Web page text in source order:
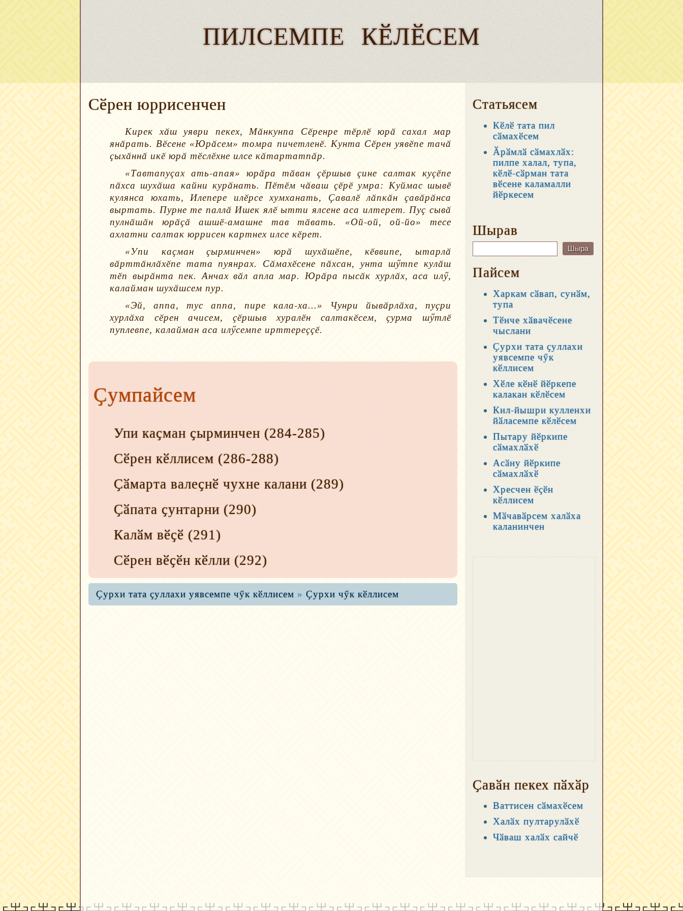
ПИЛСЕМПЕ КӖЛӖСЕМ
Сӗрен юррисенчен
Кирек хӑш уяври пекех, Мӑнкунпа Сӗренре тӗрлӗ юрӑ сахал мар
янӑрать. Вӗсене «Юрӑсем» томра пичетленӗ. Кунта Сӗрен уявӗпе тачӑ
ҫыхӑннӑ икӗ юрӑ тӗслӗхне илсе кӑтартатпӑр.
«Тавтапуҫах ать-апая» юрӑра тӑван ҫӗршыв ҫине салтак куҫӗпе
пӑхса шухӑша кайни курӑнать. Пӗтӗм чӑваш ҫӗрӗ умра: Куймас шывӗ
кулянса юхать, Илепере илӗрсе хумханать, Ҫавалӗ лӑпкӑн ҫавӑрӑнса
выртать. Пурне те паллӑ Ишек ялӗ ытти ялсене аса илтерет. Пуҫ сывӑ
пулнӑшӑн юрӑҫӑ ашшӗ-амашне тав тӑвать. «Ой-ой, ой-йо» тесе
ахлатни салтак юррисен картнех илсе кӗрет.
«Упи каҫман ҫырминчен» юрӑ шухӑшӗпе, кӗввипе, ытарлӑ
вӑрттӑнлӑхӗпе тата пуянрах. Сӑмахӗсене пӑхсан, унта шӳтпе кулӑш
тӗп вырӑнта пек. Анчах вӑл апла мар. Юрӑра пысӑк хурлӑх, аса илӳ,
калайман шухӑшсем пур.
«Эй, аппа, тус аппа, пире кала-ха...» Чунри йывӑрлӑха, пуҫри
хурлӑха сӗрен ачисем, ҫӗршыв хуралӗн салтакӗсем, ҫурма шӳтлӗ
пуплевпе, калайман аса илӳсемпе ирттереҫҫӗ.
Ҫумпайсем
Упи каҫман ҫырминчен (284-285)
Сӗрен кӗллисем (286-288)
Ҫӑмарта валеҫнӗ чухне калани (289)
Ҫӑпата ҫунтарни (290)
Калӑм вӗҫӗ (291)
Сӗрен вӗҫӗн кӗлли (292)
Ҫурхи тата ҫуллахи уявсемпе чӳк кӗллисем » Ҫурхи чӳк кӗллисем
Статьясем
Кӗлӗ тата пил
сӑмахӗсем
Ӑрӑмлӑ сӑмахлӑх:
пилпе халал, тупа,
кӗлӗ-сӑрман тата
вӗсене каламалли
йӗркесем
Шырав
Пайсем
Харкам сӑвап, сунӑм,
тупа
Тӗнче хӑвачӗсене
чыслани
Ҫурхи тата ҫуллахи
уявсемпе чӳк
кӗллисем
Хӗле кӗнӗ йӗркепе
калакан кӗлӗсем
Кил-йышри кулленхи
йӑласемпе кӗлӗсем
Пытару йӗркипе
сӑмахлӑхӗ
Асӑну йӗркипе
сӑмахлӑхӗ
Хресчен ӗҫӗн
кӗллисем
Мӑчавӑрсем халӑха
каланинчен
Ҫавӑн пекех пӑхӑр
Ваттисен сӑмахӗсем
Халӑх пултарулӑхӗ
Чӑваш халӑх сайчӗ